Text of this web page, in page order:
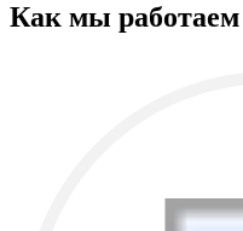
Как мы работаем